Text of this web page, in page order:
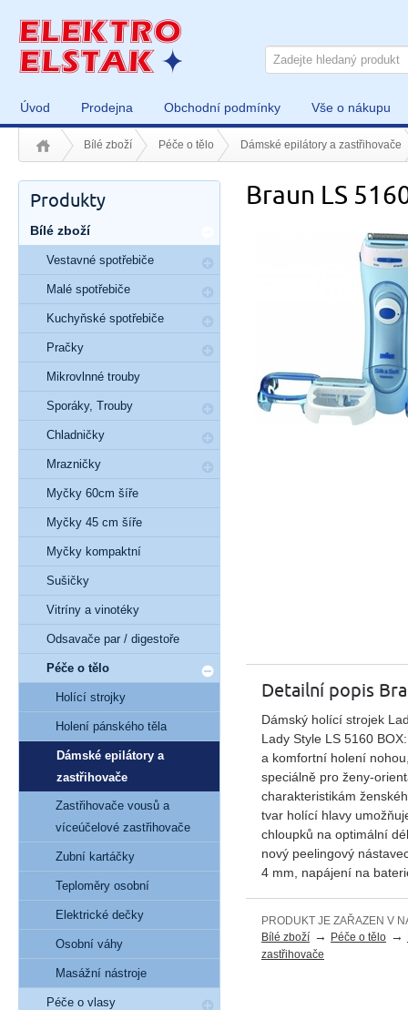
Úvod Prodejna Obchodní podmínky Vše o nákupu
Bílé zboží Péče o tělo Dámské epilátory a zastřihovače
Braun LS
Detailní popis
Dámský holící strojek
Lady Style LS 5160
a komfortní holení
speciálně pro ženy-
charakteristikám
tvar holící hlavy
chloupků na optimální
nový peelingový
4 mm, napájení na
PRODUKT JE ZAŘAZEN V
Bílé zboží → Péče o tělo →
zastřihovače
Produkty
Bílé zboží
Vestavné spotřebiče
Malé spotřebiče
Kuchyňské spotřebiče
Pračky
Mikrovlnné trouby
Sporáky, Trouby
Chladničky
Mrazničky
Myčky 60cm šíře
Myčky 45 cm šíře
Myčky kompaktní
Sušičky
Vitríny a vinotéky
Odsavače par / digestoře
Péče o tělo
Holící strojky
Holení pánského těla
Dámské epilátory a
zastřihovače
Zastřihovače vousů a
víceúčelové zastřihovače
Zubní kartáčky
Teploměry osobní
Elektrické dečky
Osobní váhy
Masážní nástroje
Péče o vlasy